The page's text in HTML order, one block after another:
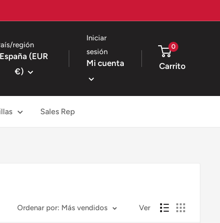
región
España (EUR
€)
Iniciar
sesión
Mi cuenta
0
Carrito
Sales Rep
Ordenar por: Más vendidos Ver